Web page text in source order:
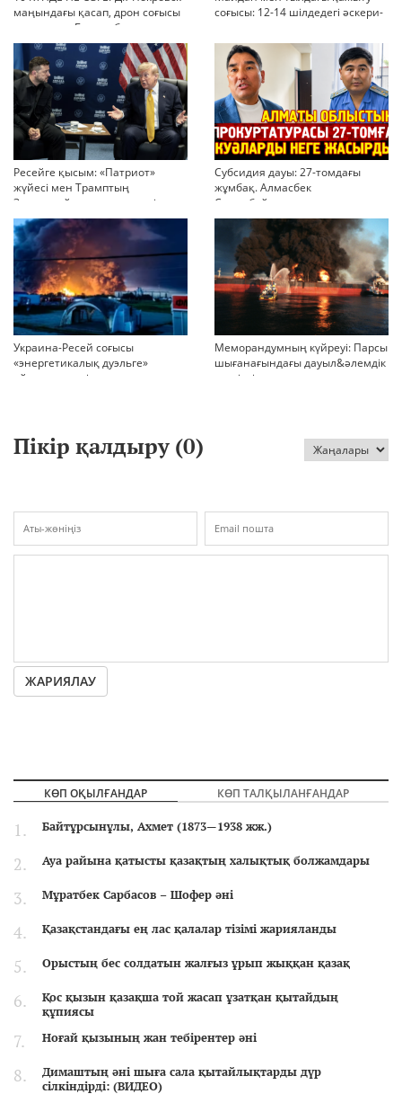
маңындағы қасап, дрон соғысы
және жаңа Бас қолбасшының
тактикасы
соғысы: 12-14 шілдедегі әскери-
Ресейге қысым: «Патриот»
жүйесі мен Трамптың
Зеленскийге мақтауы нені
аңғартады?
Субсидия дауы: 27-томдағы
жұмбақ. Алмасбек
Садырбайдың денсаулығы сыр
берді
Украина-Ресей соғысы
«энергетикалық дуэльге»
айналып кетті
Меморандумның күйреуі: Парсы
шығанағындағы дауыл&әлемдік
тәртіптің сын сағаты соғып тұр
Пікір қалдыру (0)
ЖАРИЯЛАУ
КӨП ОҚЫЛҒАНДАР КӨП ТАЛҚЫЛАНҒАНДАР
Байтұрсынұлы, Ахмет (1873—1938 жж.)
Ауа райына қатысты қазақтың халықтық болжамдары
Мұратбек Сарбасов – Шофер әні
Қазақстандағы ең лас қалалар тізімі жарияланды
Орыстың бес солдатын жалғыз ұрып жыққан қазақ
Қос қызын қазақша той жасап ұзатқан қытайдың
құпиясы
Ноғай қызының жан тебірентер әні
Димаштың әні шыға сала қытайлықтарды дүр
сілкіндірді: (ВИДЕО)